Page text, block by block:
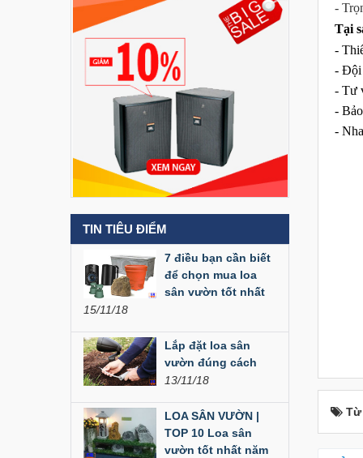
Loa Party House AP10
Liên hệ
Loa Party House MF15
Liên hệ
Loa Party House MF12
Liên hệ
Liên hệ
Liên hệ
Liên hệ
TIN TIÊU ĐIỂM
7 điều bạn cần biết
để chọn mua loa
sân vườn tốt nhất
15/11/18
Lắp đặt loa sân
vườn đúng cách
13/11/18
LOA SÂN VƯỜN |
TOP 10 Loa sân
vườn tốt nhất năm
-
Tại
-
- Đội
- Tư
-
-